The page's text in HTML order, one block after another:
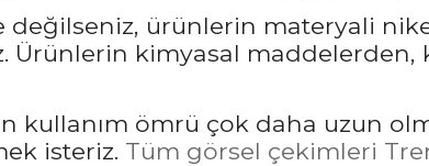
değilseniz, ürünlerin materyali
kimyasal maddelerden,
ömrü çok daha uzun
isteriz. Tüm görsel çekimleri